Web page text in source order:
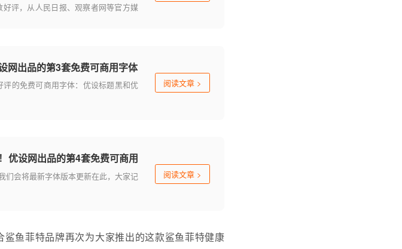
评，从人民日报、观察者网等官方媒
网出品的第3套免费可商用字体
的免费可商用字体：优设标题黑和优
阅读文章 >
优设网出品的第4套免费可商用
们会将最新字体版本更新在此，大家记
阅读文章 >
鱼菲特品牌再次为大家推出的这款鲨鱼菲特健康